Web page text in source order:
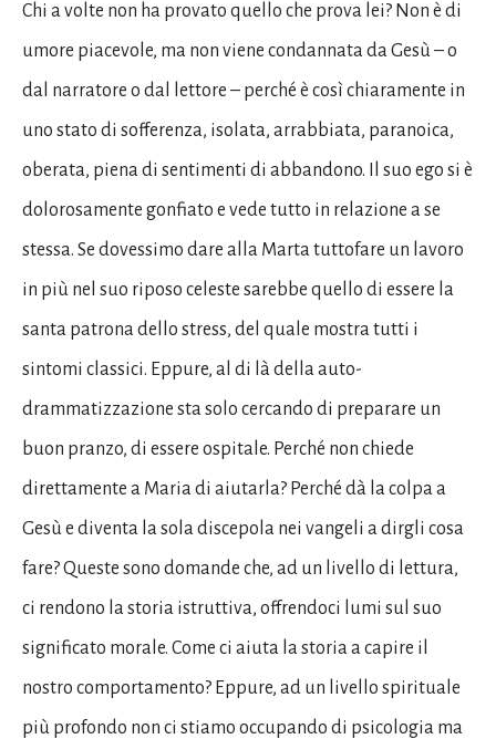
Chi a volte non ha provato quello che prova lei? Non è di
umore piacevole, ma non viene condannata da Gesù – o
dal narratore o dal lettore – perché è così chiaramente in
uno stato di sofferenza, isolata, arrabbiata, paranoica,
oberata, piena di sentimenti di abbandono. Il suo ego si è
dolorosamente gonfiato e vede tutto in relazione a se
stessa. Se dovessimo dare alla Marta tuttofare un lavoro
in più nel suo riposo celeste sarebbe quello di essere la
santa patrona dello stress, del quale mostra tutti i
sintomi classici. Eppure, al di là della auto-
drammatizzazione sta solo cercando di preparare un
buon pranzo, di essere ospitale. Perché non chiede
direttamente a Maria di aiutarla? Perché dà la colpa a
Gesù e diventa la sola discepola nei vangeli a dirgli cosa
fare? Queste sono domande che, ad un livello di lettura,
ci rendono la storia istruttiva, offrendoci lumi sul suo
significato morale. Come ci aiuta la storia a capire il
nostro comportamento? Eppure, ad un livello spirituale
più profondo non ci stiamo occupando di psicologia ma